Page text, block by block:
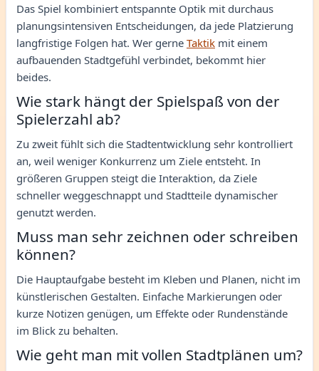
Das Spiel kombiniert entspannte Optik mit durchaus
planungsintensiven Entscheidungen, da jede Platzierung
langfristige Folgen hat. Wer gerne Taktik mit einem
aufbauenden Stadtgefühl verbindet, bekommt hier
beides.
Wie stark hängt der Spielspaß von der
Spielerzahl ab?
Zu zweit fühlt sich die Stadtentwicklung sehr kontrolliert
an, weil weniger Konkurrenz um Ziele entsteht. In
größeren Gruppen steigt die Interaktion, da Ziele
schneller weggeschnappt und Stadtteile dynamischer
genutzt werden.
Muss man sehr zeichnen oder schreiben
können?
Die Hauptaufgabe besteht im Kleben und Planen, nicht im
künstlerischen Gestalten. Einfache Markierungen oder
kurze Notizen genügen, um Effekte oder Rundenstände
im Blick zu behalten.
Wie geht man mit vollen Stadtplänen um?